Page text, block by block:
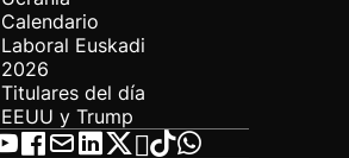
Calendario
Laboral Euskadi
2026
Titulares del día
EEUU y Trump